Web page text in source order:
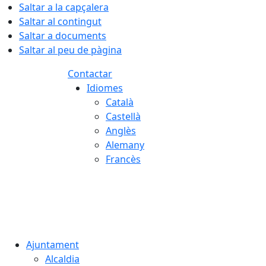
Saltar a la capçalera
Saltar al contingut
Saltar a documents
Saltar al peu de pàgina
Contactar
Idiomes
Català
Castellà
Anglès
Alemany
Francès
Ajuntament
Alcaldia